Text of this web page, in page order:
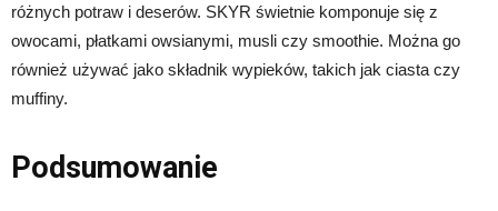
różnych potraw i deserów. SKYR świetnie komponuje się z
owocami, płatkami owsianymi, musli czy smoothie. Można go
również używać jako składnik wypieków, takich jak ciasta czy
muffiny.
Podsumowanie